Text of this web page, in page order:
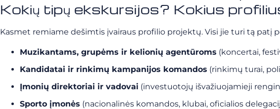
Kokių tipų ekskursijos? Kokius
Kasmet remiame dešimtis įvairaus profilio projektų. Visi jie turi tą patį
Muzikantams, grupėms ir kelionių agentūroms (koncertai,
Kandidatai ir rinkimų kampanijos komandos (rinkimų turai,
Įmonių direktoriai ir vadovai (investuotojų išvažiuojamieji
Sporto įmonės (nacionalinės komandos, klubai, oficialios